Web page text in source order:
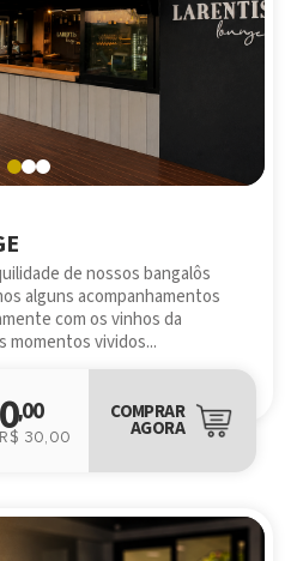
de nossos bangalôs
alguns acompanhamentos
com os vinhos da
momentos vividos...
,00
30,00
COMPRAR
AGORA